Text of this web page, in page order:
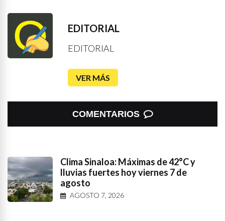
EDITORIAL
EDITORIAL
VER MÁS
COMENTARIOS
Clima Sinaloa: Máximas de 42°C y
lluvias fuertes hoy viernes 7 de
agosto
AGOSTO 7, 2026